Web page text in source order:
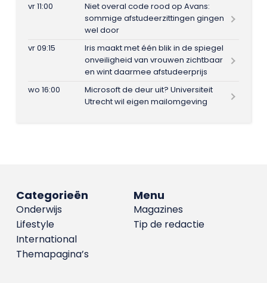
vr 11:00
Niet overal code rood op Avans:
sommige afstudeerzittingen gingen
wel door
vr 09:15
Iris maakt met één blik in de spiegel
onveiligheid van vrouwen zichtbaar
en wint daarmee afstudeerprijs
wo 16:00
Microsoft de deur uit? Universiteit
Utrecht wil eigen mailomgeving
Menu
Magazines
Tip de redactie
Categorieën
Onderwijs
Lifestyle
International
Themapagina’s